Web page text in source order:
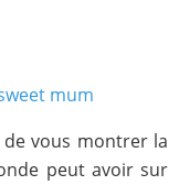
de vous montrer la
peut avoir sur